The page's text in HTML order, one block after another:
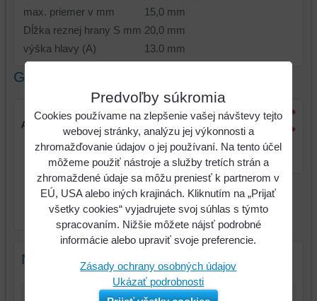
max. priemer v mm
15,0 mm
Dĺžka reznej hrany S mm 20,0 mm
výška hlavy (A)
13.0 mm
Galéria
Strihač na káble Ø15mm,
210mm
Strihač na káble Ø15mm,
210mm
Nový komentár
Predvoľby súkromia
Cookies používame na zlepšenie vašej návštevy tejto
webovej stránky, analýzu jej výkonnosti a
zhromažďovanie údajov o jej používaní. Na tento účel
môžeme použiť nástroje a služby tretích strán a
zhromaždené údaje sa môžu preniesť k partnerom v
EÚ, USA alebo iných krajinách. Kliknutím na „Prijať
všetky cookies“ vyjadrujete svoj súhlas s týmto
spracovaním. Nižšie môžete nájsť podrobné
informácie alebo upraviť svoje preferencie.
Zásady ochrany osobných údajov
Ukázať podrobnosti